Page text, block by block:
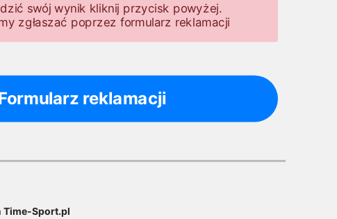
swój wynik kliknij przycisk powyżej.
zgłaszać poprzez formularz reklamacji
reklamacji
Time-Sport.pl